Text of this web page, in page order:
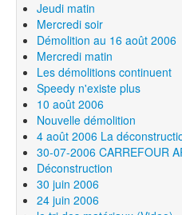
Jeudi matin
Mercredi soir
Démolition au 16 août 2006
Mercredi matin
Les démolitions continuent
Speedy n'existe plus
10 août 2006
Nouvelle démolition
4 août 2006 La
30-07-2006 CARREFOUR
Déconstruction
30 juin 2006
24 juin 2006